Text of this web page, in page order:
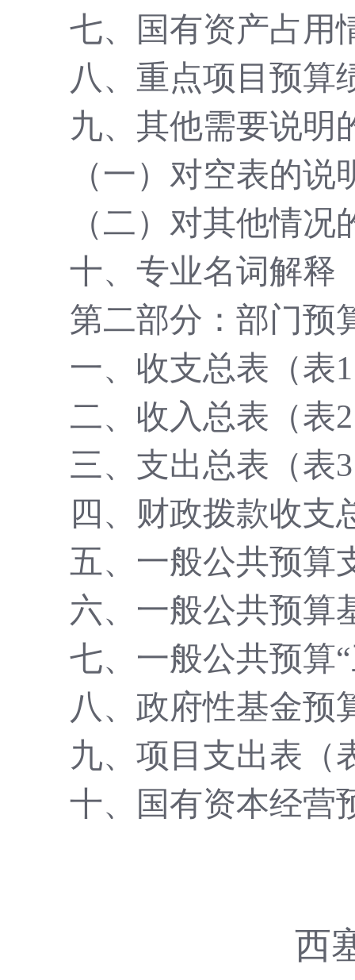
七、国有资产占用
八、重点项目预算
九、其他需要说明
（一）对空表的说
（二）对其他情况
十、专业名词解释
第二部分：部门预
一、收支总表（表
二、收入总表（表
三、支出总表（表
四、财政拨款收支
五、一般公共预算
六、一般公共预算
七、一般公共预算
八、政府性基金预
九、项目支出表（
十、 国有资本经营
西